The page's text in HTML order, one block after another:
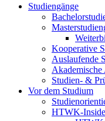
Studiengänge
Kooperative
Auslaufende
Akademische
Studien- &
Vor dem Studium
HTWK-